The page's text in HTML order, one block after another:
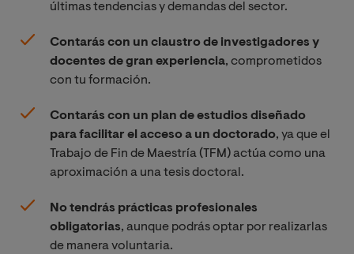
últimas tendencias y demandas del sector.
Contarás con un claustro de investigadores y
docentes de gran experiencia, comprometidos
con tu formación.
Contarás con un plan de estudios diseñado
para facilitar el acceso a un doctorado, ya que el
Trabajo de Fin de Maestría (TFM) actúa como una
aproximación a una tesis doctoral.
No tendrás prácticas profesionales
obligatorias, aunque podrás optar por realizarlas
de manera voluntaria.